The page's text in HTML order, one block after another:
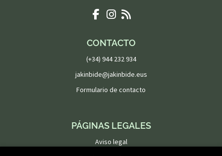
CONTACTO
(+34) 944 232 934
jakinbide@jakinbide.eus
Formulario de contacto
PÁGINAS LEGALES
Aviso legal